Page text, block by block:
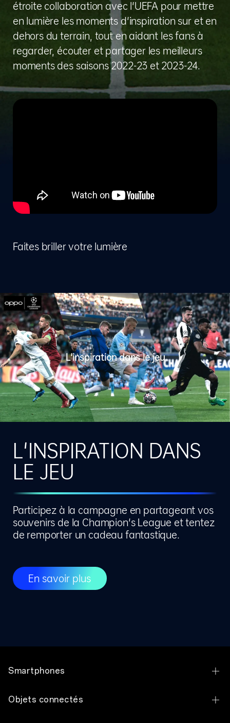
étroite collaboration avec l'UEFA pour mettre
en lumière les moments d'inspiration sur et en
dehors du terrain, tout en aidant les fans à
regarder, écouter et partager les meilleurs
moments des saisons 2022-23 et 2023-24.
Faites briller votre lumière
L'inspiration dans le jeu
L'INSPIRATION DANS
LE JEU
Participez à la campagne en partageant vos
souvenirs de la Champion's League et tentez
de remporter un cadeau fantastique.
En savoir plus
Smartphones
OPPO Find X9 Ultra
Objets connectés